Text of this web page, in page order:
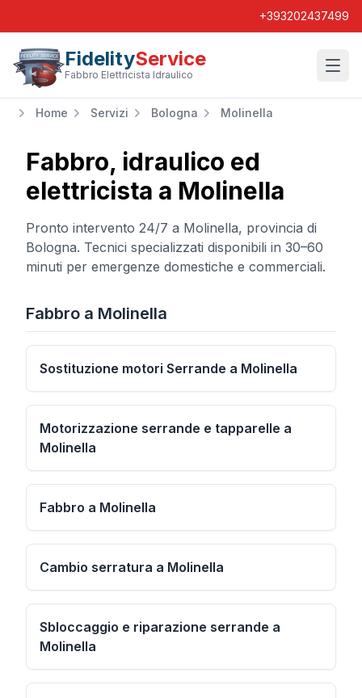
+393202437499
FidelityService
Fabbro Elettricista Idraulico
Home Servizi Bologna Molinella
Fabbro, idraulico ed
elettricista a Molinella
Pronto intervento 24/7 a Molinella, provincia di
Bologna. Tecnici specializzati disponibili in 30–60
minuti per emergenze domestiche e commerciali.
Fabbro a Molinella
Sostituzione motori Serrande a Molinella
Motorizzazione serrande e tapparelle a
Molinella
Fabbro a Molinella
Cambio serratura a Molinella
Sbloccaggio e riparazione serrande a
Molinella